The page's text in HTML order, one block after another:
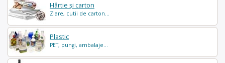
Hârtie și carton
Ziare, cutii de carton...
Plastic
PET, pungi, ambalaje...